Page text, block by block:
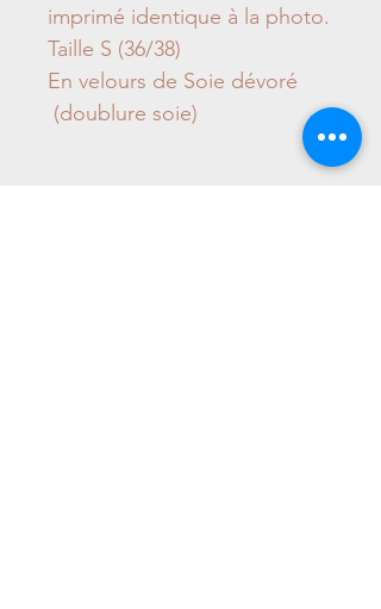
imprimé identique à la photo.
Taille S (36/38)
En velours de Soie dévoré
(doublure soie)